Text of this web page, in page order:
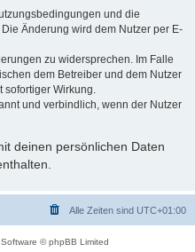
und die
Änderung wird dem Nutzer per E-
zu widersprechen. Im Falle
dem Betreiber und dem Nutzer
sofortiger Wirkung.
und verbindlich, wenn der Nutzer
deinen persönlichen Daten
Alle Zeiten sind UTC+01:00
© phpBB Limited